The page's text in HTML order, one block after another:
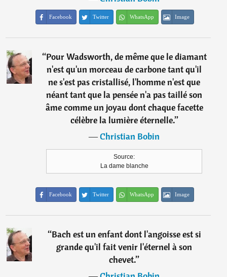
Facebook Twitter WhatsApp Image
“Pour Wadsworth, de même que le diamant
n'est qu'un morceau de carbone tant qu'il
ne s'est pas cristallisé, l'homme n'est que
néant tant que la pensée n'a pas taillé son
âme comme un joyau dont chaque facette
célèbre la lumière éternelle.”
―Christian Bobin
Source:
La dame blanche
Facebook Twitter WhatsApp Image
“Bach est un enfant dont l'angoisse est si
grande qu'il fait venir l'éternel à son
chevet.”